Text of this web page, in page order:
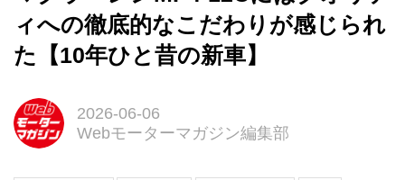
ィへの徹底的なこだわりが感じられ
た【10年ひと昔の新車】
2026-06-06
Webモーターマガジン編集部